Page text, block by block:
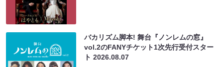
バカリズム脚本! 舞台『ノンレムの窓』
vol.2のFANYチケット1次先行受付スター
ト2026.08.07